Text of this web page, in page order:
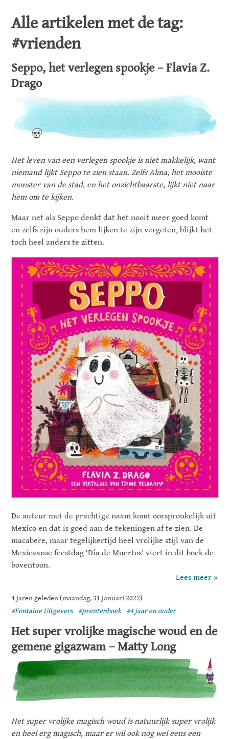
Alle artikelen met de tag:
#vrienden
Seppo, het verlegen spookje – Flavia Z.
Drago
Het leven van een verlegen spookje is niet makkelijk, want
niemand lijkt Seppo te zien staan. Zelfs Alma, het mooiste
monster van de stad, en het onzichtbaarste, lijkt niet naar
hem om te kijken.
Maar net als Seppo denkt dat het nooit meer goed komt
en zelfs zijn ouders hem lijken te zijn vergeten, blijkt het
toch heel anders te zitten.
De auteur met de prachtige naam komt oorspronkelijk uit
Mexico en dat is goed aan de tekeningen af te zien. De
macabere, maar tegelijkertijd heel vrolijke stijl van de
Mexicaanse feestdag ‘Día de Muertos’ viert in dit boek de
boventoon.
Lees meer »
4 jaren geleden (maandag, 31 januari 2022)
#Fontaine Uitgevers
#prentenboek #4 jaar en ouder
Het super vrolijke magische woud en de
gemene gigazwam – Matty Long
Het super vrolijke magisch woud is natuurlijk super vrolijk
en heel erg magisch, maar er wil ook nog wel eens een